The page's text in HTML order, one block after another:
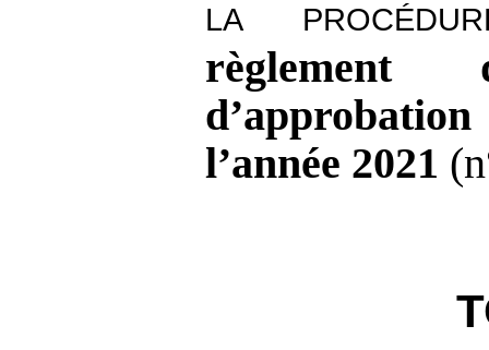
LA
l’année 2021